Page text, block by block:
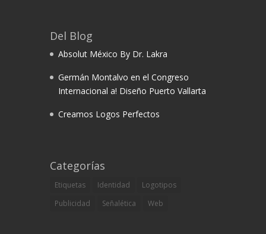
Del Blog
Absolut México By Dr. Lakra
Germán Montalvo en el Congreso
Internacional a! Diseño Puerto Vallarta
Creamos Logos Perfectos
Categorías
Etiquetas Identidad
Logotipos
Publicidad
Señalética Web